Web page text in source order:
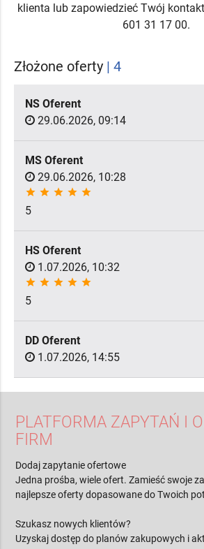
klienta lub zapowiedzieć Twój
601 31 17 00.
Złożone oferty | 4
NS Oferent
29.06.2026, 09:14
MS Oferent
29.06.2026, 10:28
star star star star star
5
HS Oferent
1.07.2026, 10:32
star star star star star
5
DD Oferent
1.07.2026, 14:55
PLATFORMA ZAPYTAŃ I
FIRM
Dodaj zapytanie ofertowe
Jedna prośba, wiele ofert. Zamieść swoje
najlepsze oferty dopasowane do Twoich
Szukasz nowych klientów?
Uzyskaj dostęp do planów zakupowych i